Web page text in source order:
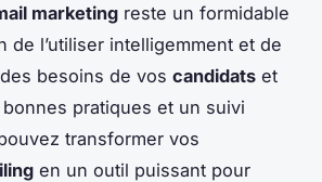
marketing reste un formidable
de l’utiliser intelligemment et de
besoins de vos candidats et
pratiques et un suivi
transformer vos
en un outil puissant pour